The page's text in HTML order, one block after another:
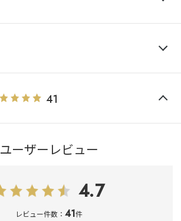
41
ユーザーレビュー
4.7
レビュー件数： 41件